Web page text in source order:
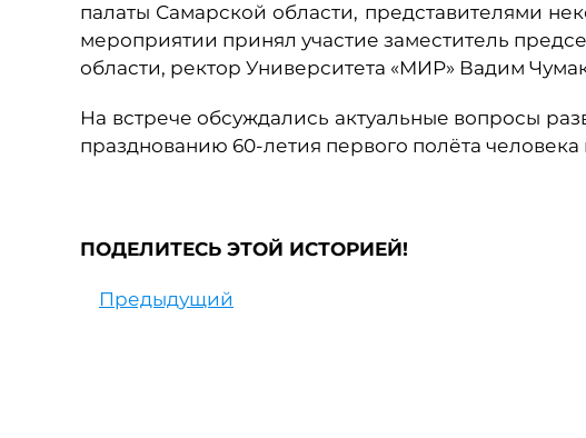
палаты Самарской области, представителями
мероприятии принял участие заместитель
области, ректор Университета «МИР» Вадим
На встрече обсуждались актуальные вопросы
празднованию 60-летия первого полёта человека
ПОДЕЛИТЕСЬ ЭТОЙ ИСТОРИЕЙ!
Предыдущий